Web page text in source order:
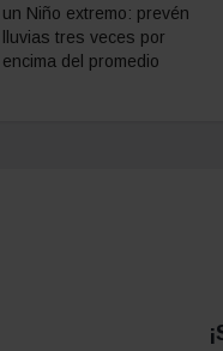
un Niño extremo: prevén
lluvias tres veces por
encima del promedio